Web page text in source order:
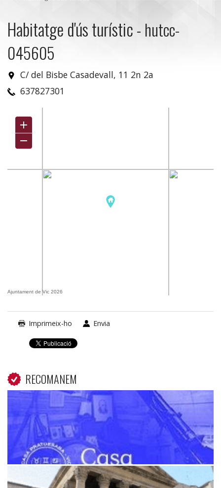
Habitatge d'ús turístic- hutcc-
045605
C/ del Bisbe Casadevall, 11 2n 2a
637827301
Ajuntament de Vic 2026
Imprimeix-ho Envia
RECOMANEM